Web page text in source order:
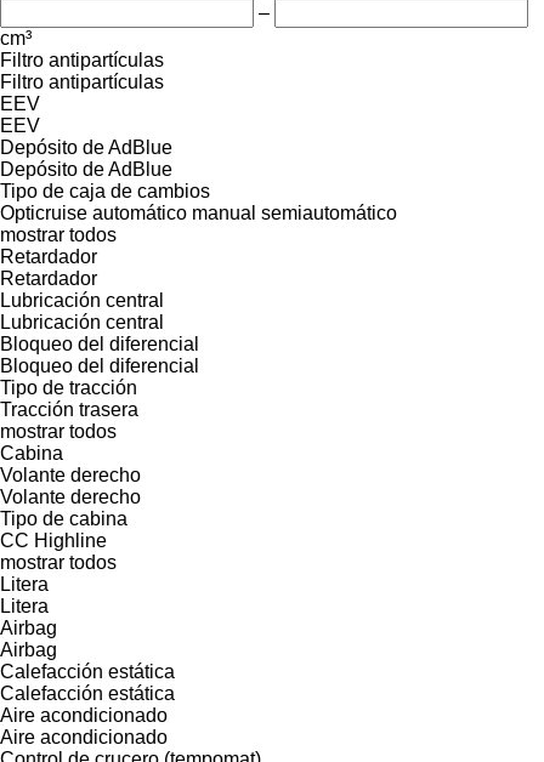
–
cm³
Filtro antipartículas
Filtro antipartículas
EEV
EEV
Depósito de AdBlue
Depósito de AdBlue
Tipo de caja de cambios
Opticruise automático manual semiautomático
mostrar todos
Retardador
Retardador
Lubricación central
Lubricación central
Bloqueo del diferencial
Bloqueo del diferencial
Tipo de tracción
Tracción trasera
mostrar todos
Cabina
Volante derecho
Volante derecho
Tipo de cabina
CC Highline
mostrar todos
Litera
Litera
Airbag
Airbag
Calefacción estática
Calefacción estática
Aire acondicionado
Aire acondicionado